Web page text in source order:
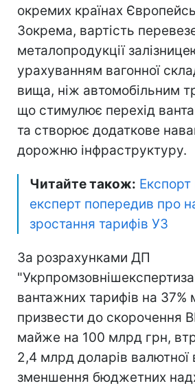
окремих країнах
Зокрема, вартість
металопродукції
урахуванням вагонної
вища, ніж автомобільним
що стимулює перехід
та створює додаткове
дорожню інфраструктуру.
Читайте також: Експорт
експерт попередив про
зростання тарифів УЗ
За розрахунками ДП
вантажних тарифів на 37%
призвести до скорочення
майже на 100 млрд грн,
2,4 млрд доларів валютної
зменшення бюджетних